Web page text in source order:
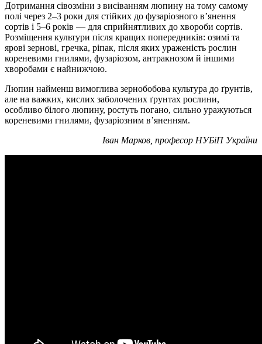
Дотримання сівозміни з висіванням люпину на тому самому
полі через 2–3 роки для стійких до фузаріозного в’янення
сортів і 5–6 років — для сприйнятливих до хвороби сортів.
Розміщення культури після кращих попередників: озимі та
ярові зернові, гречка, ріпак, після яких ураженість рослин
кореневими гнилями, фузаріозом, антракнозом й іншими
хворобами є найнижчою.
Люпин найменш вимоглива зернобобова культура до ґрунтів,
але на важких, кислих заболочених ґрунтах рослини,
особливо білого люпину, ростуть погано, сильно уражуються
кореневими гнилями, фузаріозним в’яненням.
Іван Марков, професор НУБіП України